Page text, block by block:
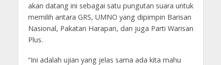
akan datang ini sebagai satu pungutan suara untuk
memilih antara GRS, UMNO yang dipimpin Barisan
Nasional, Pakatan Harapan, dan juga Parti Warisan
Plus.
“Ini adalah ujian yang jelas sama ada kita mahu